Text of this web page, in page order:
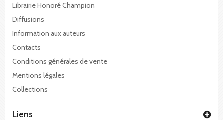
Librairie Honoré Champion
Diffusions
Information aux auteurs
Contacts
Conditions générales de vente
Mentions légales
Collections
Liens